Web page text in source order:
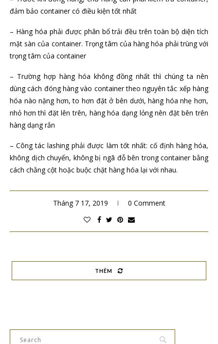
đảm bảo container có điều kiện tốt nhất
– Hàng hóa phải được phân bổ trải đều trên toàn bộ diện tích
mặt sàn của container. Trọng tâm của hàng hóa phải trùng với
trọng tâm của container
– Trường hợp hàng hóa không đồng nhất thì chúng ta nên
dùng cách đóng hàng vào container theo nguyên tắc xếp hàng
hóa nào nặng hơn, to hơn đặt ở bên dưới, hàng hóa nhẹ hơn,
nhỏ hơn thì đặt lên trên, hàng hóa dạng lỏng nên đặt bên trên
hàng dạng rắn
– Công tác lashing phải được làm tốt nhất: cố định hàng hóa,
không dịch chuyển, không bị ngã đỗ bên trong container bằng
cách chằng cột hoặc buộc chặt hàng hóa lại với nhau.
Tháng 7 17, 2019 0 Comment
THÊM